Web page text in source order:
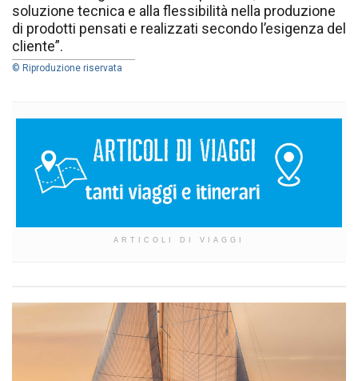
soluzione tecnica e alla flessibilità nella produzione
di prodotti pensati e realizzati secondo l’esigenza del
cliente”.
© Riproduzione riservata
ARTICOLI DI VIAGGI